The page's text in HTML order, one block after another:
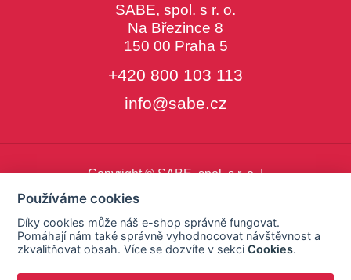
SABE, spol. s r. o.
Na Březince 8
150 00 Praha 5
+420 800 103 113
info@sabe.cz
Copyright © SABE, spol. s r. o. |
Používáme cookies
Díky cookies může náš e-shop správně fungovat.
Pomáhají nám také správně vyhodnocovat návštěvnost a
zkvalitňovat obsah. Více se dozvíte v sekciCookies.